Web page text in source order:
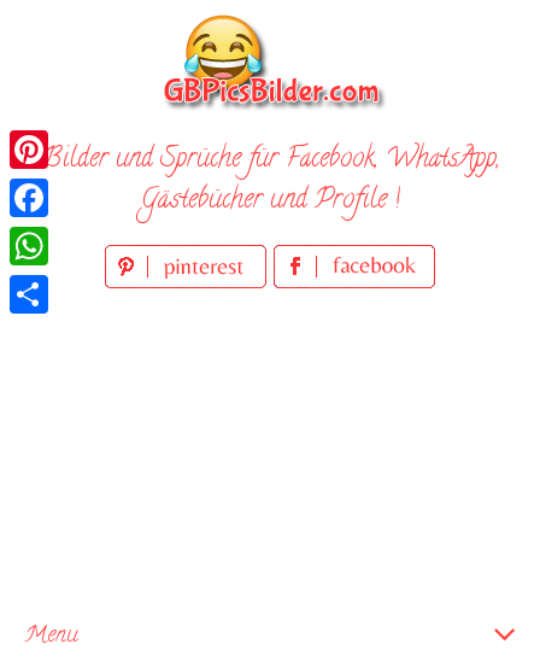
Bilder und Sprüche für Facebook, WhatsApp,
Gästebücher und Profile !
Menu
Pinterest
Facebook
WhatsApp